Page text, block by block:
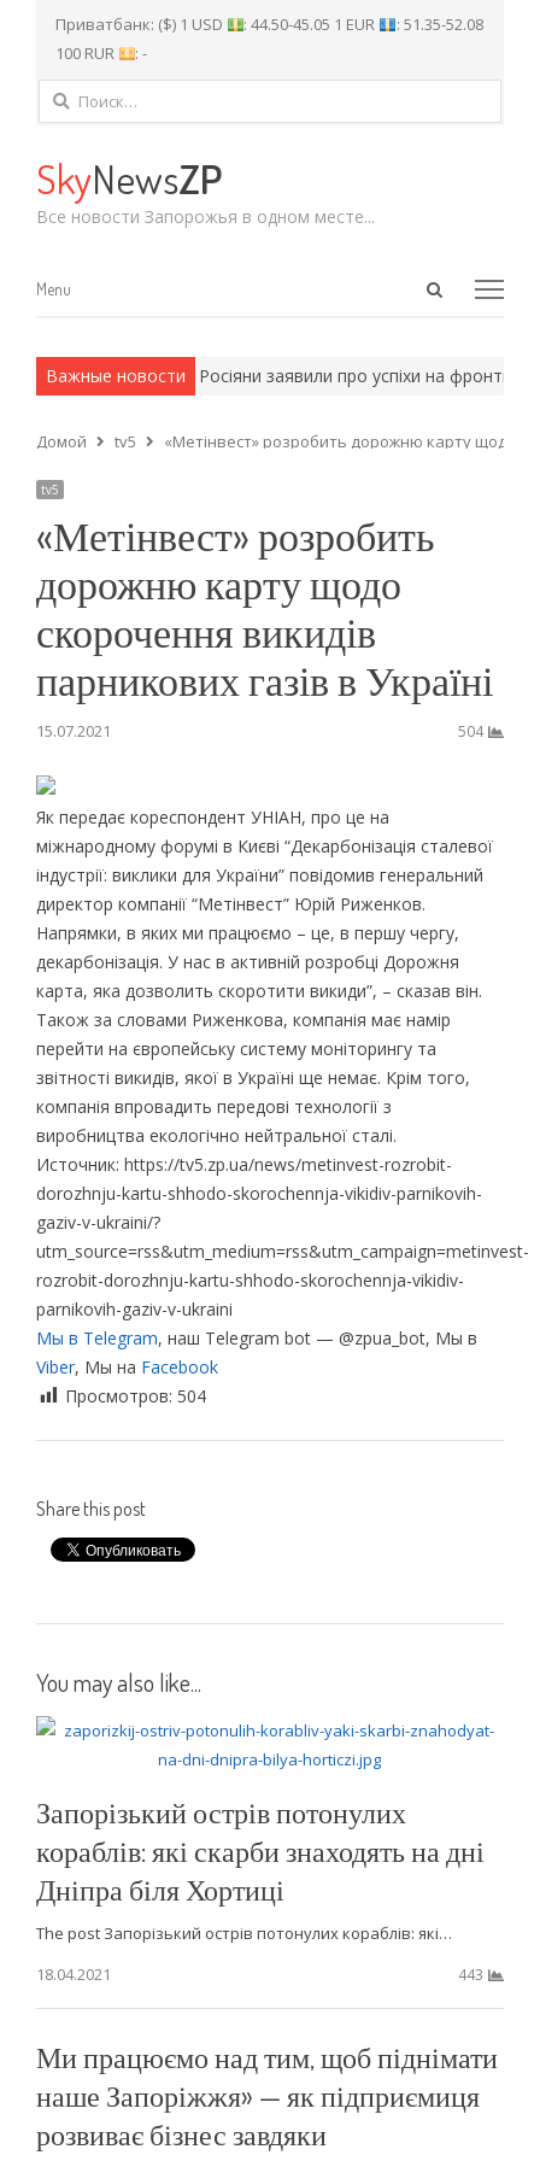
Приватбанк: ($) 1 USD : 44.50-45.05 1 EUR
: 51.35-52.08
100 RUR
: -
Найти:
SkyNewsZP
Все новости Запорожья в одном месте...
Open
Menu
Menu
Важные новости
методы. Росіяни заявили про успіхи на фронті –
Домой tv5 «Метінвест» розробить дорожню карту щодо
tv5
«Метінвест» розробить
дорожню карту щодо
скорочення викидів
парникових газів в Україні
15.07.2021 504
Як передає кореспондент УНІАН, про це на
міжнародному форумі в Києві “Декарбонізація сталевої
індустрії: виклики для України” повідомив генеральний
директор компанії “Метінвест” Юрій Риженков.
Напрямки, в яких ми працюємо – це, в першу чергу,
декарбонізація. У нас в активній розробці Дорожня
карта, яка дозволить скоротити викиди”, – сказав він.
Також за словами Риженкова, компанія має намір
перейти на європейську систему моніторингу та
звітності викидів, якої в Україні ще немає. Крім того,
компанія впровадить передові технології з
виробництва екологічно нейтральної сталі.
Источник: https://tv5.zp.ua/news/metinvest-rozrobit-
dorozhnju-kartu-shhodo-skorochennja-vikidiv-parnikovih-
gaziv-v-ukraini/?
utm_source=rss&utm_medium=rss&utm_campaign=metinvest-
rozrobit-dorozhnju-kartu-shhodo-skorochennja-vikidiv-
parnikovih-gaziv-v-ukraini
Мы в Telegram, наш Telegram bot — @zpua_bot, Мы в
Viber, Мы на Facebook
Просмотров: 504
Share this post
You may also like...
Запорізький острів потонулих
кораблів: які скарби знаходять на дні
Дніпра біля Хортиці
The post Запорізький острів потонулих кораблів: які…
18.04.2021
443
Ми працюємо над тим, щоб піднімати
наше Запоріжжя» — як підприємиця
розвиває бізнес завдяки